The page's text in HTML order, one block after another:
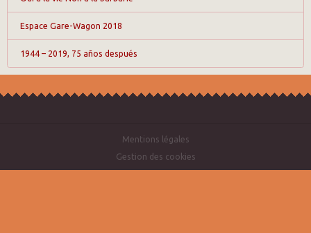
Espace Gare-Wagon 2018
1944 – 2019, 75 años después
Mentions légales
Gestion des cookies